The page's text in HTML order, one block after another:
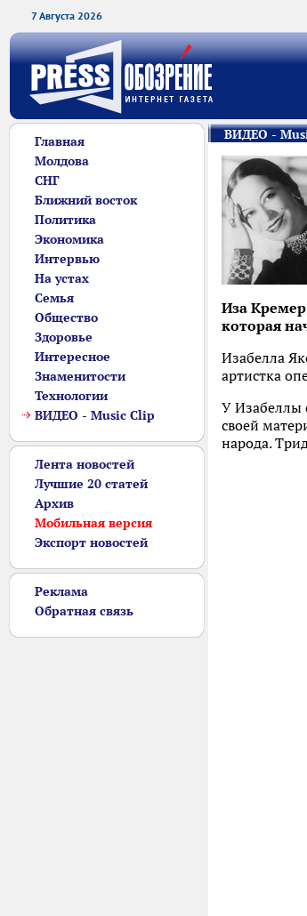
7 Августа 2026
Главная
Молдова
СНГ
Ближний восток
Политика
Экономика
Интервью
На устах
Семья
Общество
Здоровье
Интересное
Знаменитости
Технологии
ВИДЕО - Music Clip
Лента новостей
Лучшие 20 статей
Архив
Мобильная версия
Экспорт новостей
Реклама
Обратная связь
ВИДЕО -
Иза Кремер
которая
Изабелла
артистка
У Изабеллы
своей
народа.